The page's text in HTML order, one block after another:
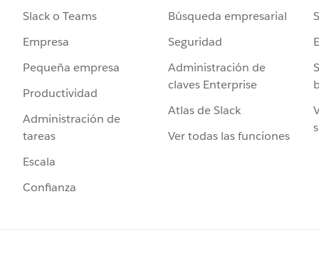
Slack o Teams
Empresa
Pequeña empresa
Productividad
Administración de
tareas
Escala
Confianza
Búsqueda empresarial
Seguridad
Administración de
claves Enterprise
Atlas de Slack
Ver todas las funciones